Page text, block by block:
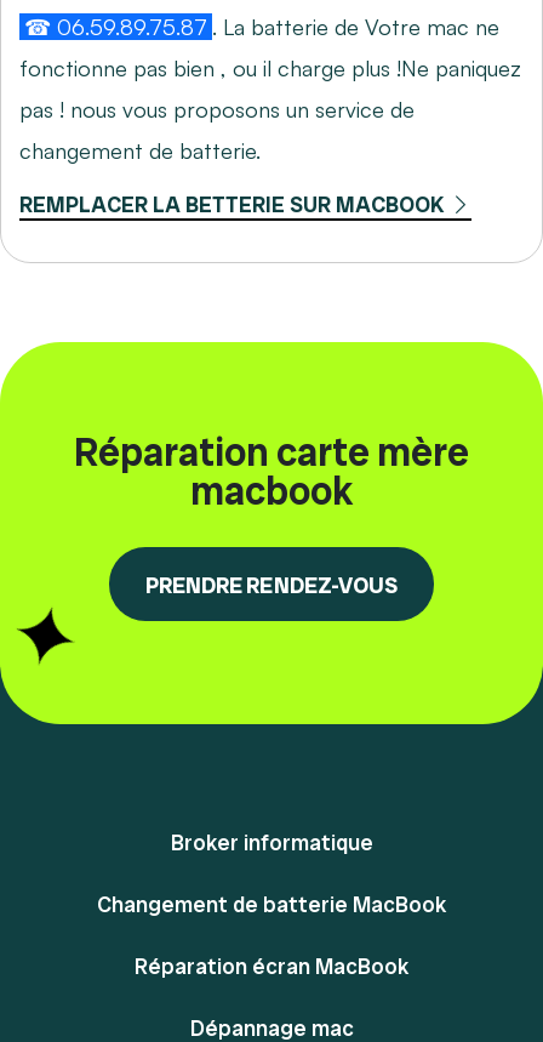
☎ 06.59.89.75.87 . La batterie de Votre mac ne
fonctionne pas bien , ou il charge plus !Ne paniquez
pas ! nous vous proposons un service de
changement de batterie.
REMPLACER LA BETTERIE SUR MACBOOK
Réparation carte mère
macbook
PRENDRE RENDEZ-VOUS
Broker informatique
Changement de batterie MacBook
Réparation écran MacBook
Dépannage mac